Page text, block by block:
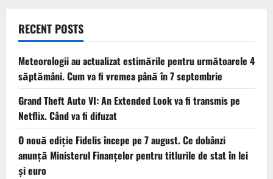
RECENT POSTS
Meteorologii au actualizat estimările pentru următoarele 4
săptămâni. Cum va fi vremea până în 7 septembrie
Grand Theft Auto VI: An Extended Look va fi transmis pe
Netflix. Când va fi difuzat
O nouă ediție Fidelis începe pe 7 august. Ce dobânzi
anunță Ministerul Finanțelor pentru titlurile de stat în lei
și euro